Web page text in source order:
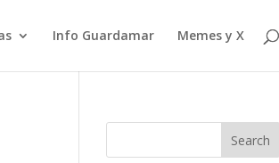
Info Guardamar Memes y X
Search